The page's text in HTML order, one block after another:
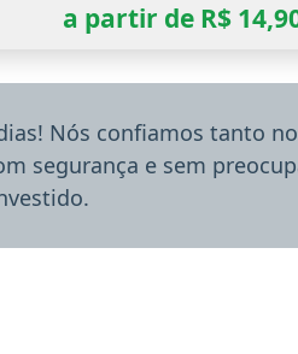
a partir de R$
Nós confiamos tanto
segurança e sem